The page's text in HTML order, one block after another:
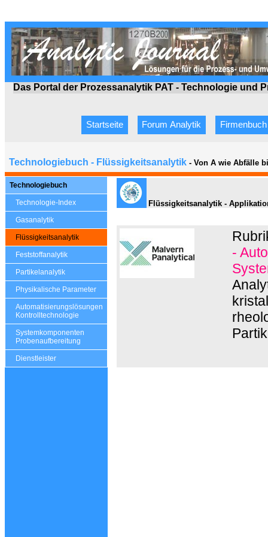
Das Portal der Prozessanalytik PAT - Technologie und
Startseite Forum Analytik Firmenbuch
Technologiebuch - Flüssigkeitsanalytik - Von A wie Abfälle
Technologiebuch
Technologie-Index
Gasanalytik
Flüssigkeitsanalytik
Feststoffanalytik
Partikelanalytik
Physikalische Parameter
Automatisierungslösungen
Kontrolltechnologie
Systemkomponenten
Probenaufbereitung
Dienstleister
Flüssigkeitsanalytik -
-